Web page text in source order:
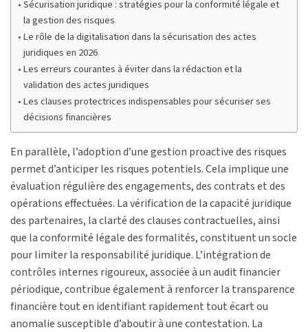
Sécurisation juridique : stratégies pour la conformité légale et
la gestion des risques
Le rôle de la digitalisation dans la sécurisation des actes
juridiques en 2026
Les erreurs courantes à éviter dans la rédaction et la
validation des actes juridiques
Les clauses protectrices indispensables pour sécuriser ses
décisions financières
En parallèle, l’adoption d’une gestion proactive des risques
permet d’anticiper les risques potentiels. Cela implique une
évaluation régulière des engagements, des contrats et des
opérations effectuées. La vérification de la capacité juridique
des partenaires, la clarté des clauses contractuelles, ainsi
que la conformité légale des formalités, constituent un socle
pour limiter la responsabilité juridique. L’intégration de
contrôles internes rigoureux, associée à un audit financier
périodique, contribue également à renforcer la transparence
financière tout en identifiant rapidement tout écart ou
anomalie susceptible d’aboutir à une contestation. La